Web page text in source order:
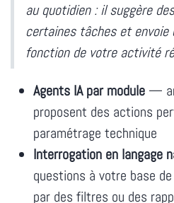
au quotidien : il suggère
certaines tâches et envoie
fonction de votre activité
Agents IA par module —
proposent des actions
paramétrage technique
Interrogation en langage
questions à votre base
par des filtres ou des